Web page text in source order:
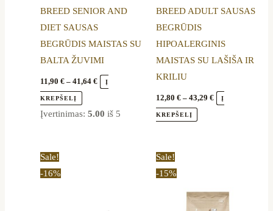
BREED SENIOR AND
DIET SAUSAS
BEGRŪDIS MAISTAS SU
BALTA ŽUVIMI
11,90€ – 41,64€ Į
KREPŠELĮ
on
the
product
page
Įvertinimas:5.00 iš 5
BREED ADULT SAUSAS
BEGRŪDIS
HIPOALERGINIS
MAISTAS SU LAŠIŠA IR
KRILIU
12,80 € – 43,29 € Į
KREPŠELĮ
on
the
product
page
Sale!
-16%
Sale!
-15%
42,49 €
multiple